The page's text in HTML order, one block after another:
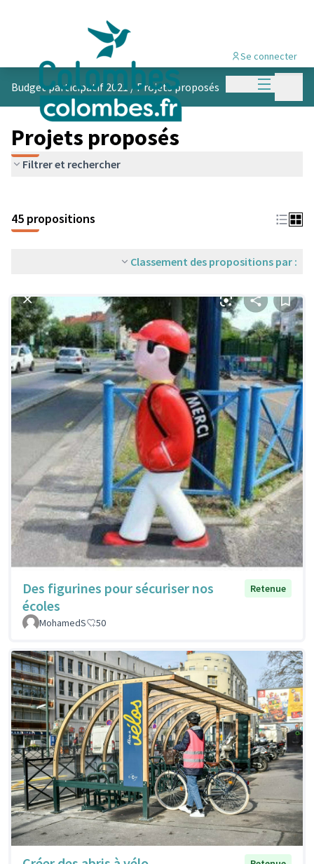
Menu
Se connecter
Budget participatif 2021 /Projets proposés
Projets proposés
Filtrer et rechercher
45 propositions
Classement des propositions par :
Des figurines pour sécuriser nos
écoles
Retenue
MohamedS 50